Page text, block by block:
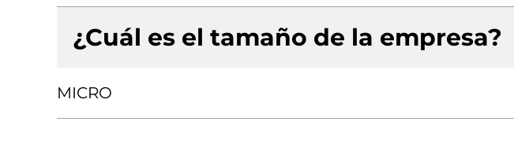
¿Cuál es el tamaño de la empresa?
MICRO